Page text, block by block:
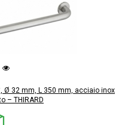
Ø 32 mm, L 350 mm, acciaio inox
– THIRARD